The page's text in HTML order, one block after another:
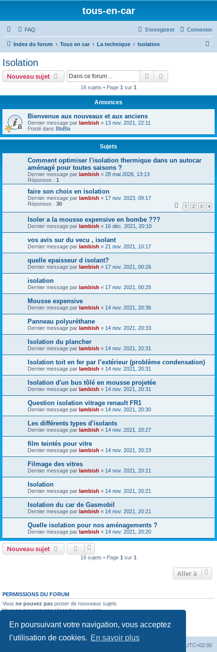
En poursuivant votre navigation, vous acceptez
l’utilisation de cookies. En savoir plus
tous-en-car
FAQ Connexion
S’enregistrer
Index du forum Tous en car La technique Isolation
e
Isolation
Nouveau sujet Rechercher
18 sujets • Page 1 sur 1
Annonces
Bienvenue aux nouveaux et aux anciens
Dernier message par lambish « 13 nov. 2021, 22:11
Posté dans BlaBla
Sujets
Comment optimiser l'isolation thermique dans un autocar
aménagé pour toutes saisons ?
Dernier message par lambish « 28 mai 2026, 13:13
Réponses : 1
faire son choix en isolation
Dernier message par lambish « 17 nov. 2023, 09:17
Réponses : 30 1 2 3 4
Isoler a la mousse expensive en bombe ???
Dernier message par lambish « 16 déc. 2021, 20:10
vos avis sur du vecu , isolant
Dernier message par lambish « 21 nov. 2021, 10:17
quelle epaisseur d isolant?
Dernier message par lambish « 17 nov. 2021, 00:26
isolation
Dernier message par lambish « 17 nov. 2021, 00:25
Mousse expensive
Dernier message par lambish « 14 nov. 2021, 20:36
Panneau polyuréthane
Dernier message par lambish « 14 nov. 2021, 20:33
Isolation du plancher
Dernier message par lambish « 14 nov. 2021, 20:31
Isolation toit en fer par l’extérieur (problème condensation)
Dernier message par lambish « 14 nov. 2021, 20:31
Isolation d'un bus tôlé en mousse projetée
Dernier message par lambish « 14 nov. 2021, 20:31
Question isolation vitrage renault FR1
Dernier message par lambish « 14 nov. 2021, 20:30
Les différents types d'isolants
Dernier message par lambish « 14 nov. 2021, 20:27
film teintés pour vitre
Dernier message par lambish « 14 nov. 2021, 20:23
Filmage des vitres
Dernier message par lambish « 14 nov. 2021, 20:21
Isolation
Dernier message par lambish « 14 nov. 2021, 20:21
Isolation du car de Gasmobil
Dernier message par lambish « 14 nov. 2021, 20:21
Quelle isolation pour nos aménagements ?
Dernier message par lambish « 14 nov. 2021, 20:20
Nouveau sujet
18 sujets • Page 1 sur 1
Aller à
PERMISSIONS DU FORUM
Vous ne pouvez pas poster de nouveaux sujets
Vousne pouvez pasrépondre aux sujets
Vousne pouvez passupprimer vos messages
ne pouvez pas joindre des fichiers
UTC+02:00